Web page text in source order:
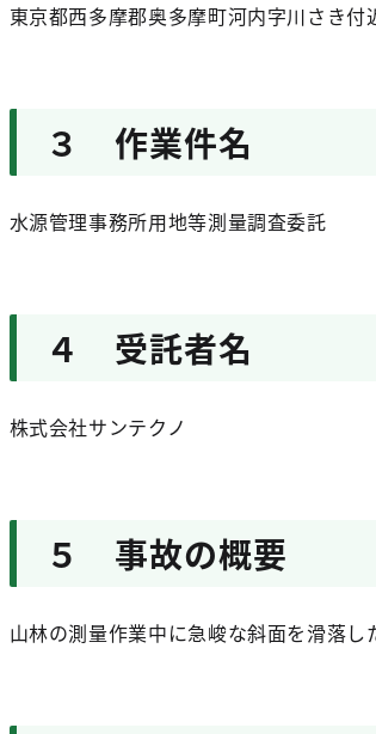
東京都西多摩郡奥多摩町河内字川さき付
３ 作業件名
水源管理事務所用地等測量調査委託
４ 受託者名
株式会社サンテクノ
５ 事故の概要
山林の測量作業中に急峻な斜面を滑落